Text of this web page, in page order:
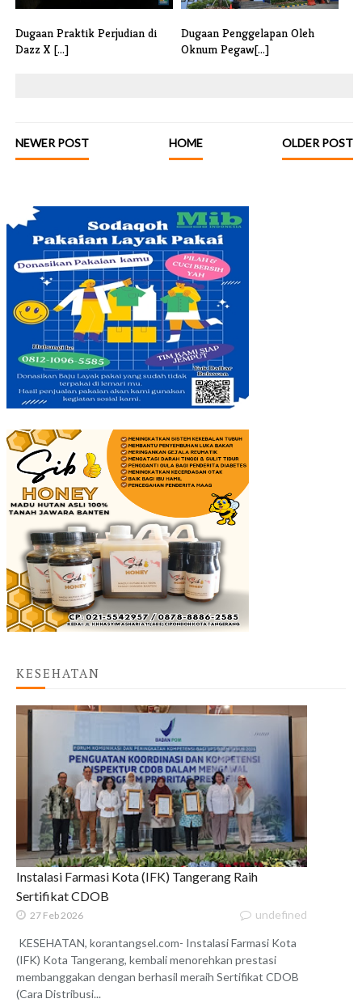
Dugaan Praktik Perjudian di
Dazz X [...]
Dugaan Penggelapan Oleh
Oknum Pegaw[...]
NEWER POST OLDER POST
HOME
KESEHATAN
Instalasi Farmasi Kota (IFK) Tangerang Raih
Sertifikat CDOB
27 Feb 2026 undefined
KESEHATAN, korantangsel.com- Instalasi Farmasi Kota
(IFK) Kota Tangerang, kembali menorehkan prestasi
membanggakan dengan berhasil meraih Sertifikat CDOB
(Cara Distribusi...